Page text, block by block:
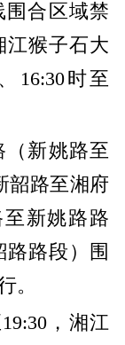
围合区域禁
江猴子石大
16:30时至
（新姚路至
韶路至湘府
新姚路路
路段）围
。
，湘江